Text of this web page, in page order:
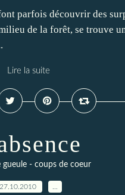
parfois découvrir des
de la forêt, se trouve
Lire la suite
gueule - coups de coeur
27.10.2010